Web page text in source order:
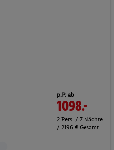
p.P. ab
1098.-
2 Pers. / 7 Nächte
/ 2196 € Gesamt